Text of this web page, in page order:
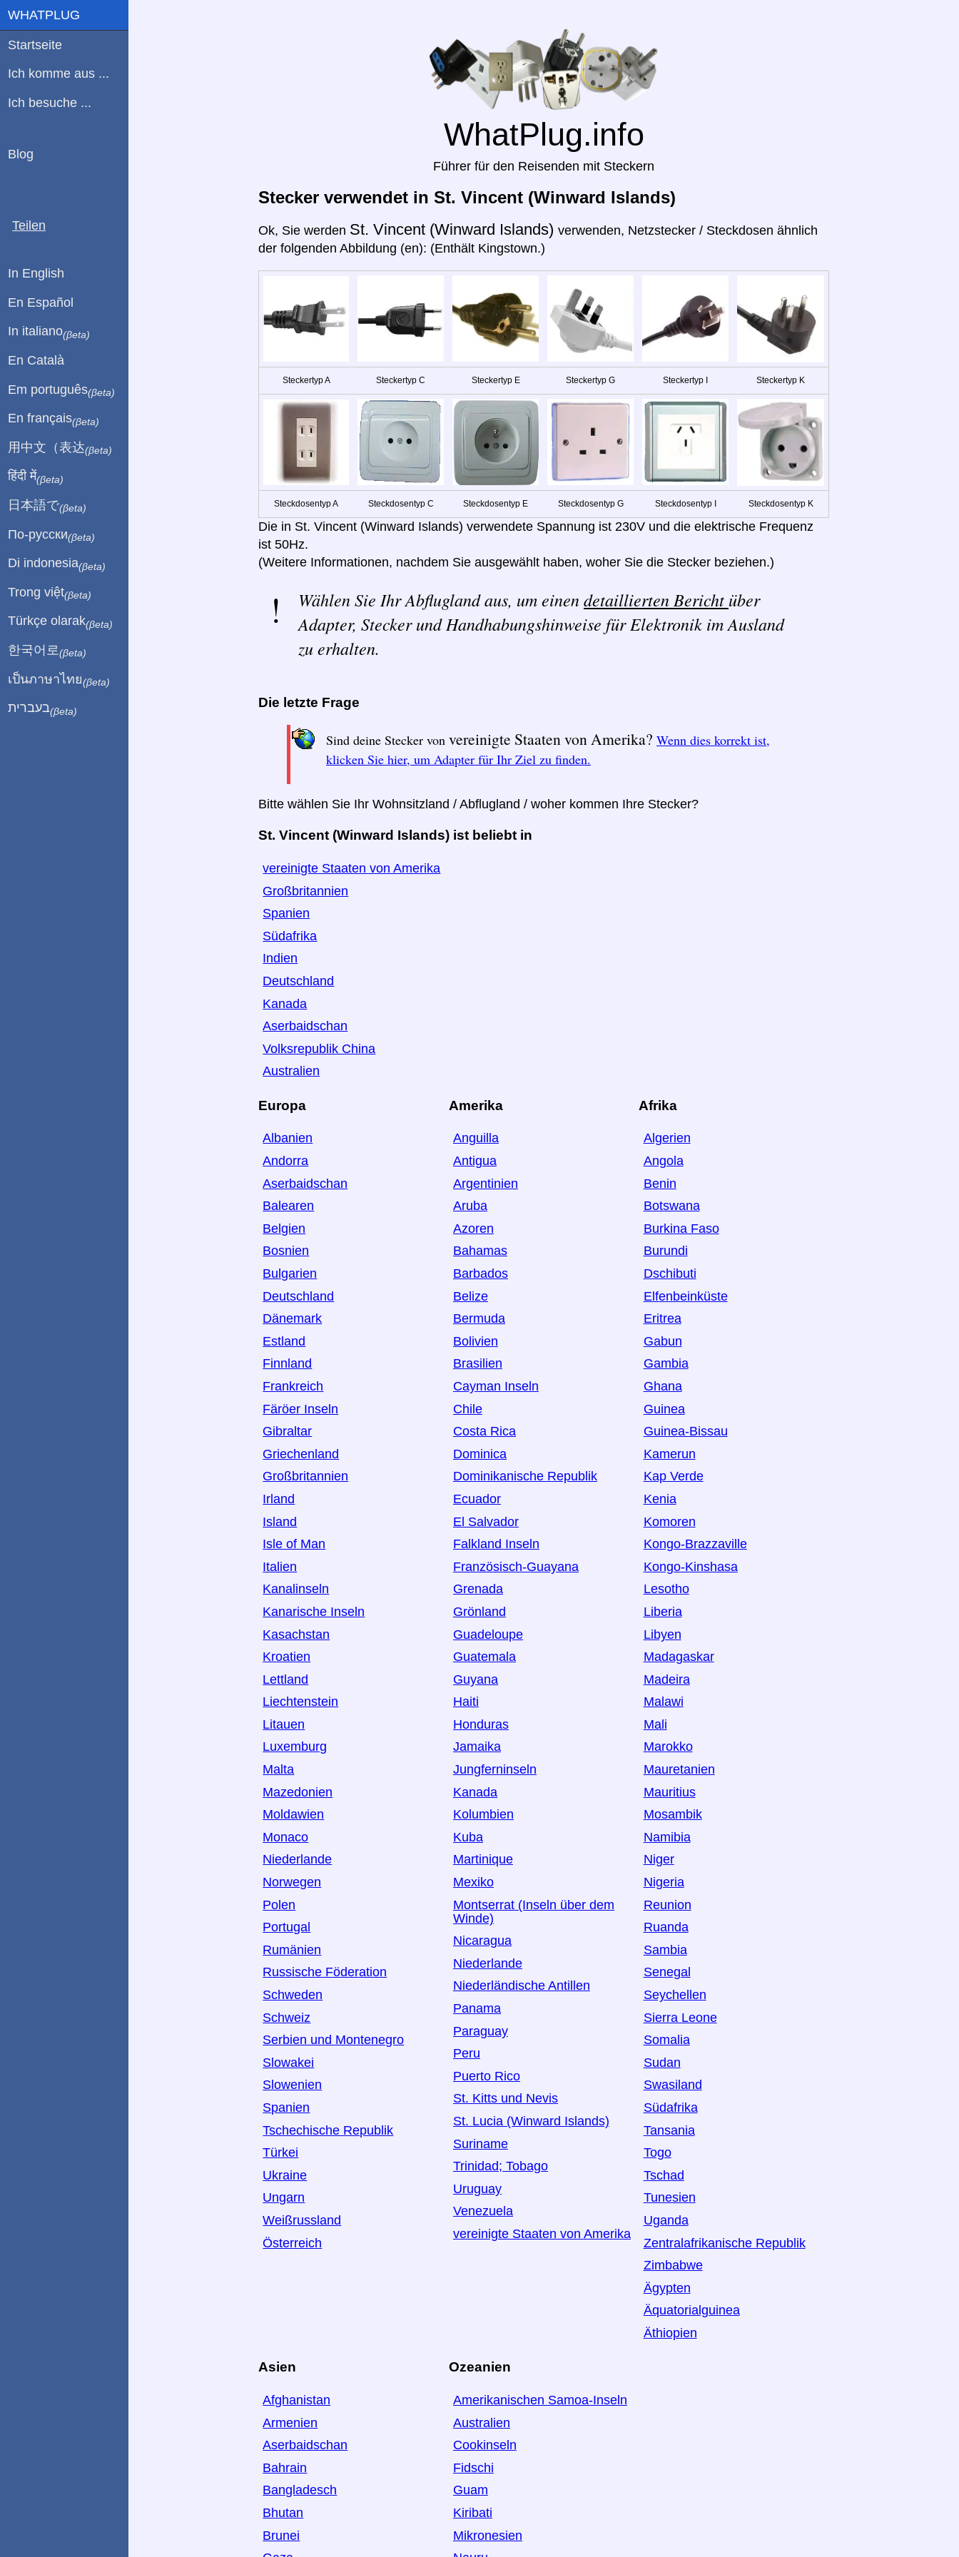
WhatPlug.info
Führer für den Reisenden mit Steckern
Stecker verwendet in St. Vincent (Winward Islands)
Ok, Sie werden St. Vincent (Winward Islands) verwenden, Netzstecker / Steckdosen ähnlich
der folgenden Abbildung (en): (Enthält Kingstown.)
Steckertyp A Steckertyp C Steckertyp E Steckertyp G Steckertyp I Steckertyp K
Steckdosentyp A Steckdosentyp C Steckdosentyp E Steckdosentyp G Steckdosentyp I Steckdosentyp K
Die in St. Vincent (Winward Islands) verwendete Spannung ist 230V und die elektrische Frequenz
ist 50Hz.
(Weitere Informationen, nachdem Sie ausgewählt haben, woher Sie die Stecker beziehen.)
Wählen Sie Ihr Abflugland aus, um einendetaillierten Bericht über
Adapter, Stecker und Handhabungshinweise für Elektronik im Ausland
zu erhalten.
Die letzte Frage
Sind deine Stecker von vereinigte Staaten von Amerika? Wenn dies korrekt ist,
klicken Sie hier, um Adapter für Ihr Ziel zu finden.
Bitte wählen Sie Ihr Wohnsitzland / Abflugland / woher kommen Ihre Stecker?
St. Vincent (Winward Islands) ist beliebt in
vereinigte Staaten von Amerika
Großbritannien
Spanien
Südafrika
Indien
Deutschland
Kanada
Aserbaidschan
Volksrepublik China
Australien
Europa
Albanien
Andorra
Aserbaidschan
Balearen
Belgien
Bosnien
Bulgarien
Deutschland
Dänemark
Estland
Finnland
Frankreich
Färöer Inseln
Gibraltar
Griechenland
Großbritannien
Irland
Island
Isle of Man
Italien
Kanalinseln
Kanarische Inseln
Kasachstan
Kroatien
Lettland
Liechtenstein
Litauen
Luxemburg
Malta
Mazedonien
Moldawien
Monaco
Niederlande
Norwegen
Polen
Portugal
Rumänien
Russische Föderation
Schweden
Schweiz
Serbien und Montenegro
Slowakei
Slowenien
Spanien
Tschechische Republik
Türkei
Ukraine
Ungarn
Weißrussland
Österreich
Amerika
Anguilla
Antigua
Argentinien
Aruba
Azoren
Bahamas
Barbados
Belize
Bermuda
Bolivien
Brasilien
Cayman Inseln
Chile
Costa Rica
Dominica
Dominikanische Republik
Ecuador
El Salvador
Falkland Inseln
Französisch-Guayana
Grenada
Grönland
Guadeloupe
Guatemala
Guyana
Haiti
Honduras
Jamaika
Jungferninseln
Kanada
Kolumbien
Kuba
Martinique
Mexiko
Montserrat (Inseln über dem
Winde)
Nicaragua
Niederlande
Niederländische Antillen
Panama
Paraguay
Peru
Puerto Rico
St. Kitts und Nevis
St. Lucia (Winward Islands)
Suriname
Trinidad; Tobago
Uruguay
Venezuela
vereinigte Staaten von Amerika
Afrika
Algerien
Angola
Benin
Botswana
Burkina Faso
Burundi
Dschibuti
Elfenbeinküste
Eritrea
Gabun
Gambia
Ghana
Guinea
Guinea-Bissau
Kamerun
Kap Verde
Kenia
Komoren
Kongo-Brazzaville
Kongo-Kinshasa
Lesotho
Liberia
Libyen
Madagaskar
Madeira
Malawi
Mali
Marokko
Mauretanien
Mauritius
Mosambik
Namibia
Niger
Nigeria
Reunion
Ruanda
Sambia
Senegal
Seychellen
Sierra Leone
Somalia
Sudan
Swasiland
Südafrika
Tansania
Togo
Tschad
Tunesien
Uganda
Zentralafrikanische Republik
Zimbabwe
Ägypten
Äquatorialguinea
Äthiopien
Asien
Afghanistan
Armenien
Aserbaidschan
Bahrain
Bangladesch
Bhutan
Brunei
Ozeanien
Amerikanischen Samoa-Inseln
Australien
Cookinseln
Fidschi
Guam
Kiribati
Mikronesien
WHATPLUG
Startseite
Ich komme aus ...
Ich besuche ...
Blog
Teilen
In English
En Español
In italiano(βeta)
En Català
Em português(βeta)
En français(βeta)
用中文（表达(βeta)
हिंदी में(βeta)
日本語で(βeta)
По-русски(βeta)
Di indonesia(βeta)
Trong việt(βeta)
Türkçe olarak(βeta)
한국어로 (βeta)
เป็นภาษาไทย(βeta)
בעברית(βeta)